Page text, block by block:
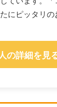
にピッタリ
の詳細を見